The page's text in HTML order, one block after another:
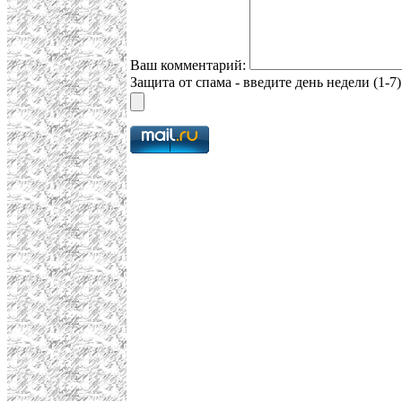
Ваш комментарий:
Защита от спама - введите день недели (1-